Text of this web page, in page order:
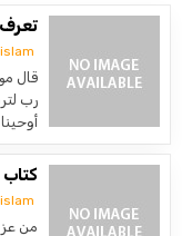
تعرف
قال
رب
كتاب
من عز